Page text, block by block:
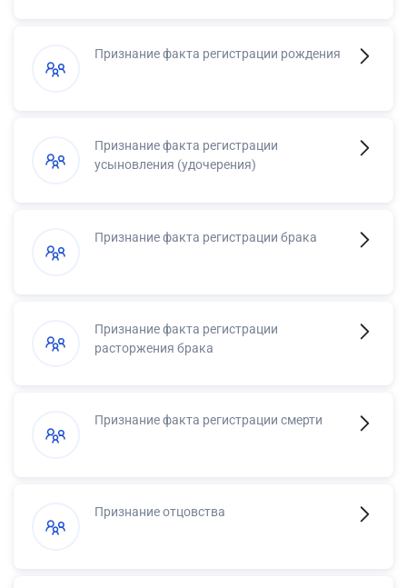
Признание факта регистрации рождения
Признание факта регистрации
усыновления (удочерения)
Признание факта регистрации брака
Признание факта регистрации
расторжения брака
Признание факта регистрации смерти
Признание отцовства